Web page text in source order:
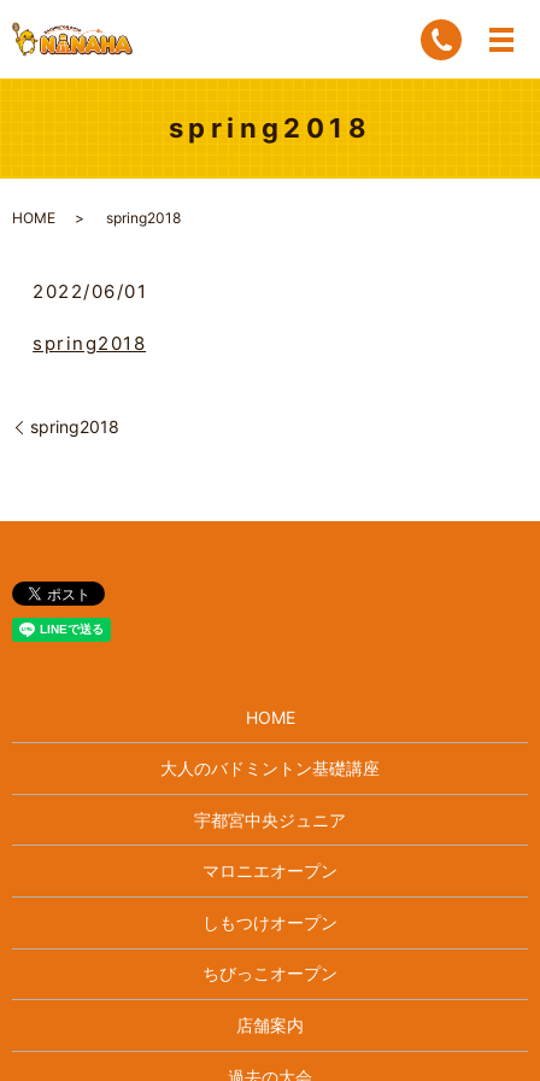
spring2018
HOME spring2018
2022/06/01
spring2018
spring2018
HOME
大人のバドミントン基礎講座
宇都宮中央ジュニア
マロニエオープン
しもつけオープン
ちびっこオープン
店舗案内
過去の大会